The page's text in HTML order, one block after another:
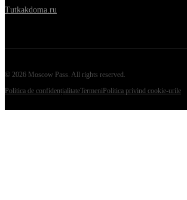
Tutkakdoma.ru
© 2026 Moscow Pass. All rights reserved.
Politica de confidențialitateTermeni Politica privind cookie-urile